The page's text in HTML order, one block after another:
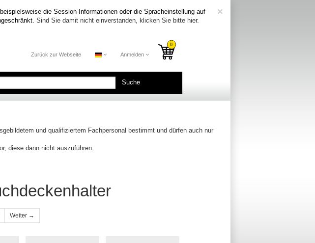
×
die Session-Informationen oder die Spracheinstellung auf
Sind Sie damit nicht einverstanden, klicken Sie bitte hier.
Zurück zur Webseite Anmelden
Suche
und qualifiziertem Fachpersonal bestimmt und dürfen auch nur
diese dann nicht auszuführen.
Weiter →